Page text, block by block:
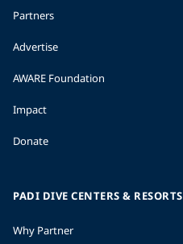
Partners
Advertise
AWARE Foundation
Impact
Donate
PADI DIVE CENTERS & RESORTS
Why Partner